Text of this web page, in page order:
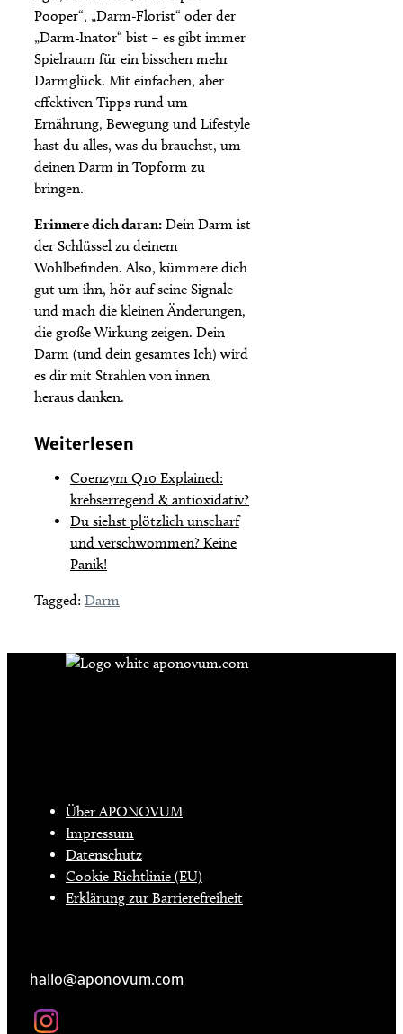
Pooper“, „Darm-Florist“ oder der
„Darm-Inator“ bist – es gibt immer
Spielraum für ein bisschen mehr
Darmglück. Mit einfachen, aber
effektiven Tipps rund um
Ernährung, Bewegung und Lifestyle
hast du alles, was du brauchst, um
deinen Darm in Topform zu
bringen.
Erinnere dich daran: Dein Darm ist
der Schlüssel zu deinem
Wohlbefinden. Also, kümmere dich
gut um ihn, hör auf seine Signale
und mach die kleinen Änderungen,
die große Wirkung zeigen. Dein
Darm (und dein gesamtes Ich) wird
es dir mit Strahlen von innen
heraus danken.
Weiterlesen
Coenzym Q10 Explained:
krebserregend & antioxidativ?
Du siehst plötzlich unscharf
und verschwommen? Keine
Panik!
Tagged: Tags
Darm
Über APONOVUM
Impressum
Datenschutz
Cookie-Richtlinie (EU)
Erklärung zur Barrierefreiheit
hallo@aponovum.com